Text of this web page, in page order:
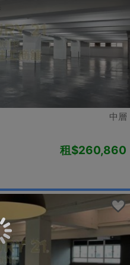
中層
租$260,860